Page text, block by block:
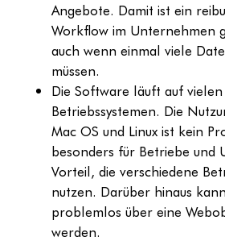
Angebote. Damit ist ein
Workflow im Unternehmen
auch wenn einmal viele
müssen.
Die Software läuft auf vielen
Betriebssystemen. Die
Mac OS und Linux ist kein
besonders für Betriebe und
Vorteil, die verschiedene
nutzen. Darüber hinaus
problemlos über eine
werden.